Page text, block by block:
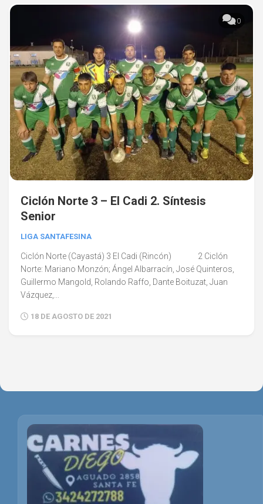
0
Ciclón Norte 3 – El Cadi 2. Síntesis
Senior
LIGA SANTAFESINA
Ciclón Norte (Cayastá) 3 El Cadi (Rincón) 2 Ciclón
Norte: Mariano Monzón; Ángel Albarracín, José Quinteros,
Guillermo Mangold, Rolando Raffo, Dante Boituzat, Juan
Vázquez,...
18 DE AGOSTO DE 2021